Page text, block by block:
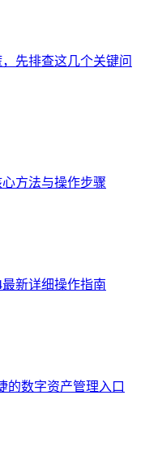
先排查这几个关键问
方法与操作步骤
新详细操作指南
的数字资产管理入口